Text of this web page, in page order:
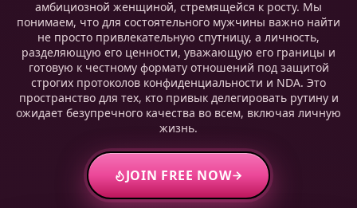
амбициозной женщиной, стремящейся к росту. Мы
понимаем, что для состоятельного мужчины важно найти
не просто привлекательную спутницу, а личность,
разделяющую его ценности, уважающую его границы и
готовую к честному формату отношений под защитой
строгих протоколов конфиденциальности и NDA. Это
пространство для тех, кто привык делегировать рутину и
ожидает безупречного качества во всем, включая личную
жизнь.
JOIN FREE NOW